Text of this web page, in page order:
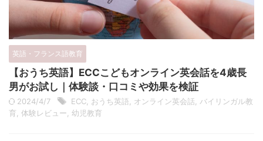
英語・フランス語教育
【おうち英語】ECCこどもオンライン英会話を4歳長
男がお試し｜体験談・口コミや効果を検証
2024/4/7 ECC, おうち英語, オンライン英会話, バイリンガル教
育, 体験レビュー, 幼児教育